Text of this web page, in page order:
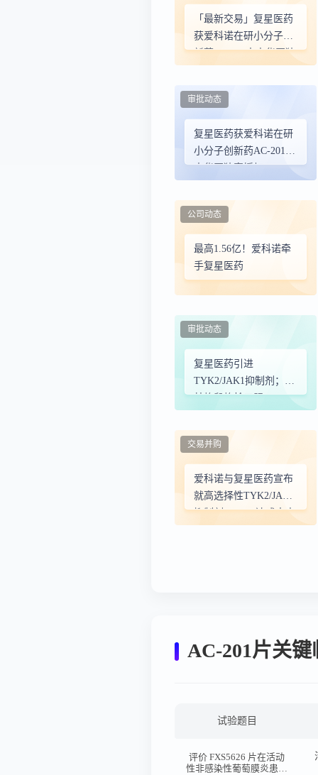
「最新交易」复星医药
获爱科诺在研小分子创
新药AC-201大中华区独
复星医药获爱科诺在研
小分子创新药AC-201大
中华区独家授权
审批动态
最高1.56亿！爱科诺牵
手复星医药
公司动态
复星医药引进
TYK2/JAK1抑制剂；勃
林格殷格翰口服HER2
审批动态
爱科诺与复星医药宣布
就高选择性TYK2/JAK1
抑制剂AC-201达成大中
交易并购
AC-201片关
试验题目
评价 FXS5626 片在活动
性非感染性葡萄膜炎患者